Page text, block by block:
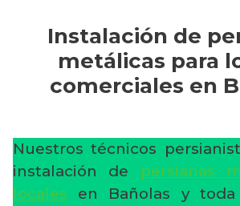
Instalación de
metálicas para
comerciales en
Nuestros técnicos
instalación de
persianas
locales en Bañolas y toda